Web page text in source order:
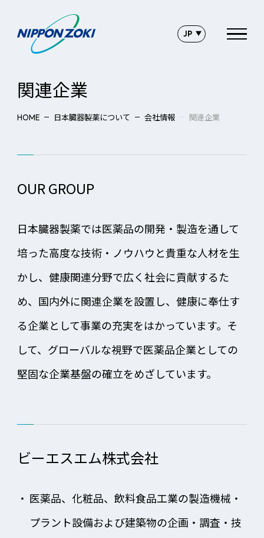
関連企業
HOME 日本臓器製薬について 会社情報 関連企業
OUR GROUP
日本臓器製薬では医薬品の開発・製造を通して
培った高度な技術・ノウハウと貴重な人材を生
かし、健康関連分野で広く社会に貢献するた
め、国内外に関連企業を設置し、健康に奉仕す
る企業として事業の充実をはかっています。そ
して、グローバルな視野で医薬品企業としての
堅固な企業基盤の確立をめざしています。
ビーエスエム株式会社
・ 医薬品、化粧品、飲料食品工業の製造機械・
プラント設備および建築物の企画・調査・技